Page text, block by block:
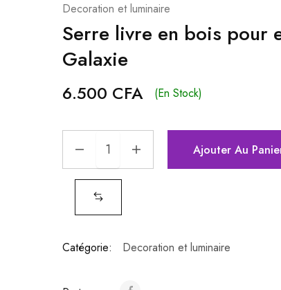
Decoration et luminaire
Serre livre en bois pour
Galaxie
6.500 CFA (En Stock)
Ajouter Au
Catégorie: Decoration et luminaire